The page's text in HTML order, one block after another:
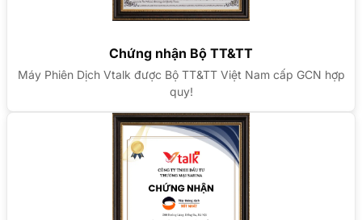
Chứng nhận Bộ TT&TT
Máy Phiên Dịch Vtalk được Bộ TT&TT Việt Nam cấp GCN hợp
quy!